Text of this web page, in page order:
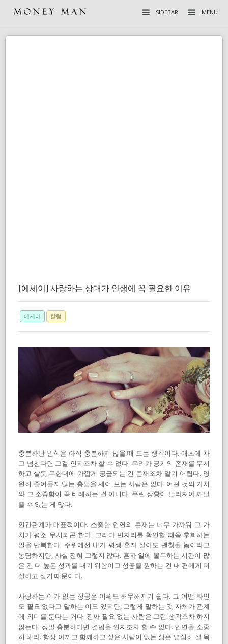
MENU
SIDEBAR
[에세이] 사랑하는 상대가 인생에 꼭 필요한 이유
에세이 칼럼
충분하단 인식은 아직 충분하지 않을 때 드는 생각이다. 애초에 차
고 넘친다면 그걸 인지조차 할 수 없다. 우리가 공기의 존재를 무시
하고 살듯 무한대에 가깝게 공급되는 건 존재조차 알기 어렵다. 영
원히 줄어들지 않는 총알을 세어 보는 사람은 없다. 어떤 것의 가치
와 그 소중함이 꼭 비례하는 건 아니다. 우린 상황이 달라져야 깨달
을 수 있는 게 많다.
인간관계가 대표적이다. 소중한 인연의 존재는 너무 가까워 그 가
치가 평소 무시되곤 한다. 그러다 빈자리를 확인할 때쯤 후회하는
일을 반복한다. 주위에선 내가 평생 혼자 살아도 괜찮을 놈이라고
농담하지만, 사실 전혀 그렇지 않다. 혼자 일에 몰두하는 시간이 많
은 건 더 높은 성과를 내기 위함이고 성공을 원하는 건 내 편에게 더
잘하고 싶기 때문이다.
사랑하는 이가 없는 성공은 이뤄도 허무해지기 쉽다. 그 어떤 타인
도 필요 없다고 말하는 이도 있지만, 그렇게 말하는 것 자체가 관계
에 의미를 둔다는 거다. 진짜 필요 없는 사람은 그런 생각조차 하지
않는다. 정말 충분하다면 결핍을 인지조차 할 수 없다. 인연을 소중
히 해라. 항상 아끼고 함께하고 싶은 사람이 없는 삶은 열심히 살 목